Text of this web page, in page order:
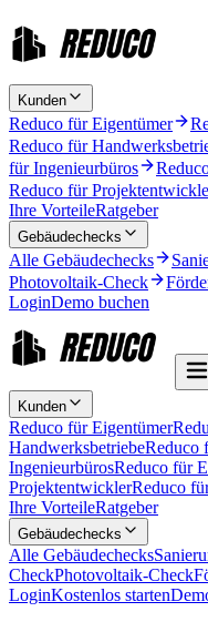
Kunden
Reduco für Eigentümer
Reduco für
für Ingenieurbüros
Reduco für
Ihre VorteileRatgeber
Gebäudechecks
Alle Gebäudechecks
Photovoltaik-Check
LoginDemo buchen
Kunden
Reduco für Eigentümer
HandwerksbetriebeReduco
IngenieurbürosReduco für
ProjektentwicklerReduco
Ihre VorteileRatgeber
Gebäudechecks
Alle Gebäudechecks
CheckPhotovoltaik-Check
LoginKostenlos starten